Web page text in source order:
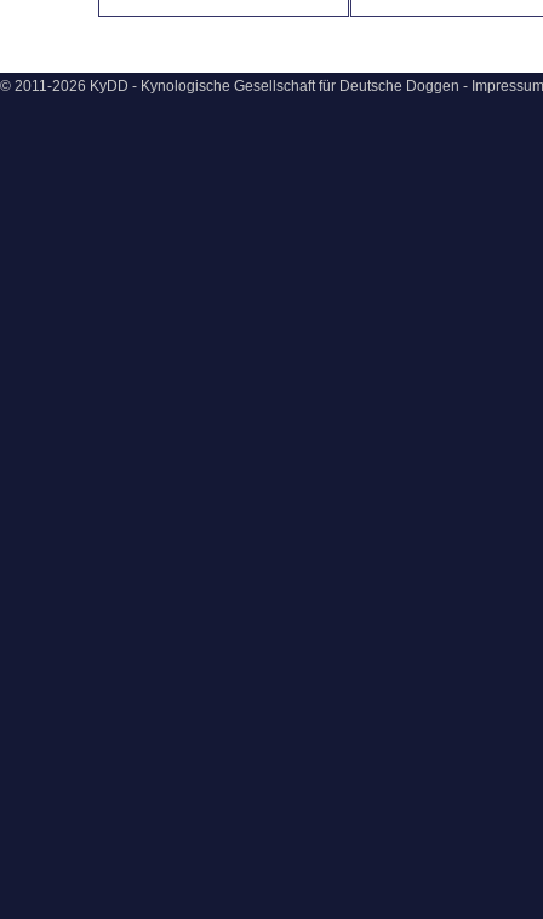
© 2011-2026 KyDD - Kynologische Gesellschaft für Deutsche Doggen - Impressum